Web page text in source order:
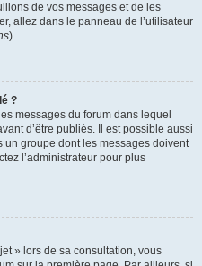
de vos messages et de les
allez dans le panneau de l’utilisateur
).
?
messages du forum dans lequel
d’être publiés. Il est possible aussi
un groupe dont les messages doivent
l’administrateur pour plus
» lors de sa consultation, vous